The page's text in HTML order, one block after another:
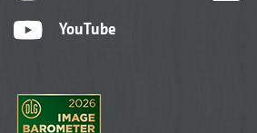
YouTube